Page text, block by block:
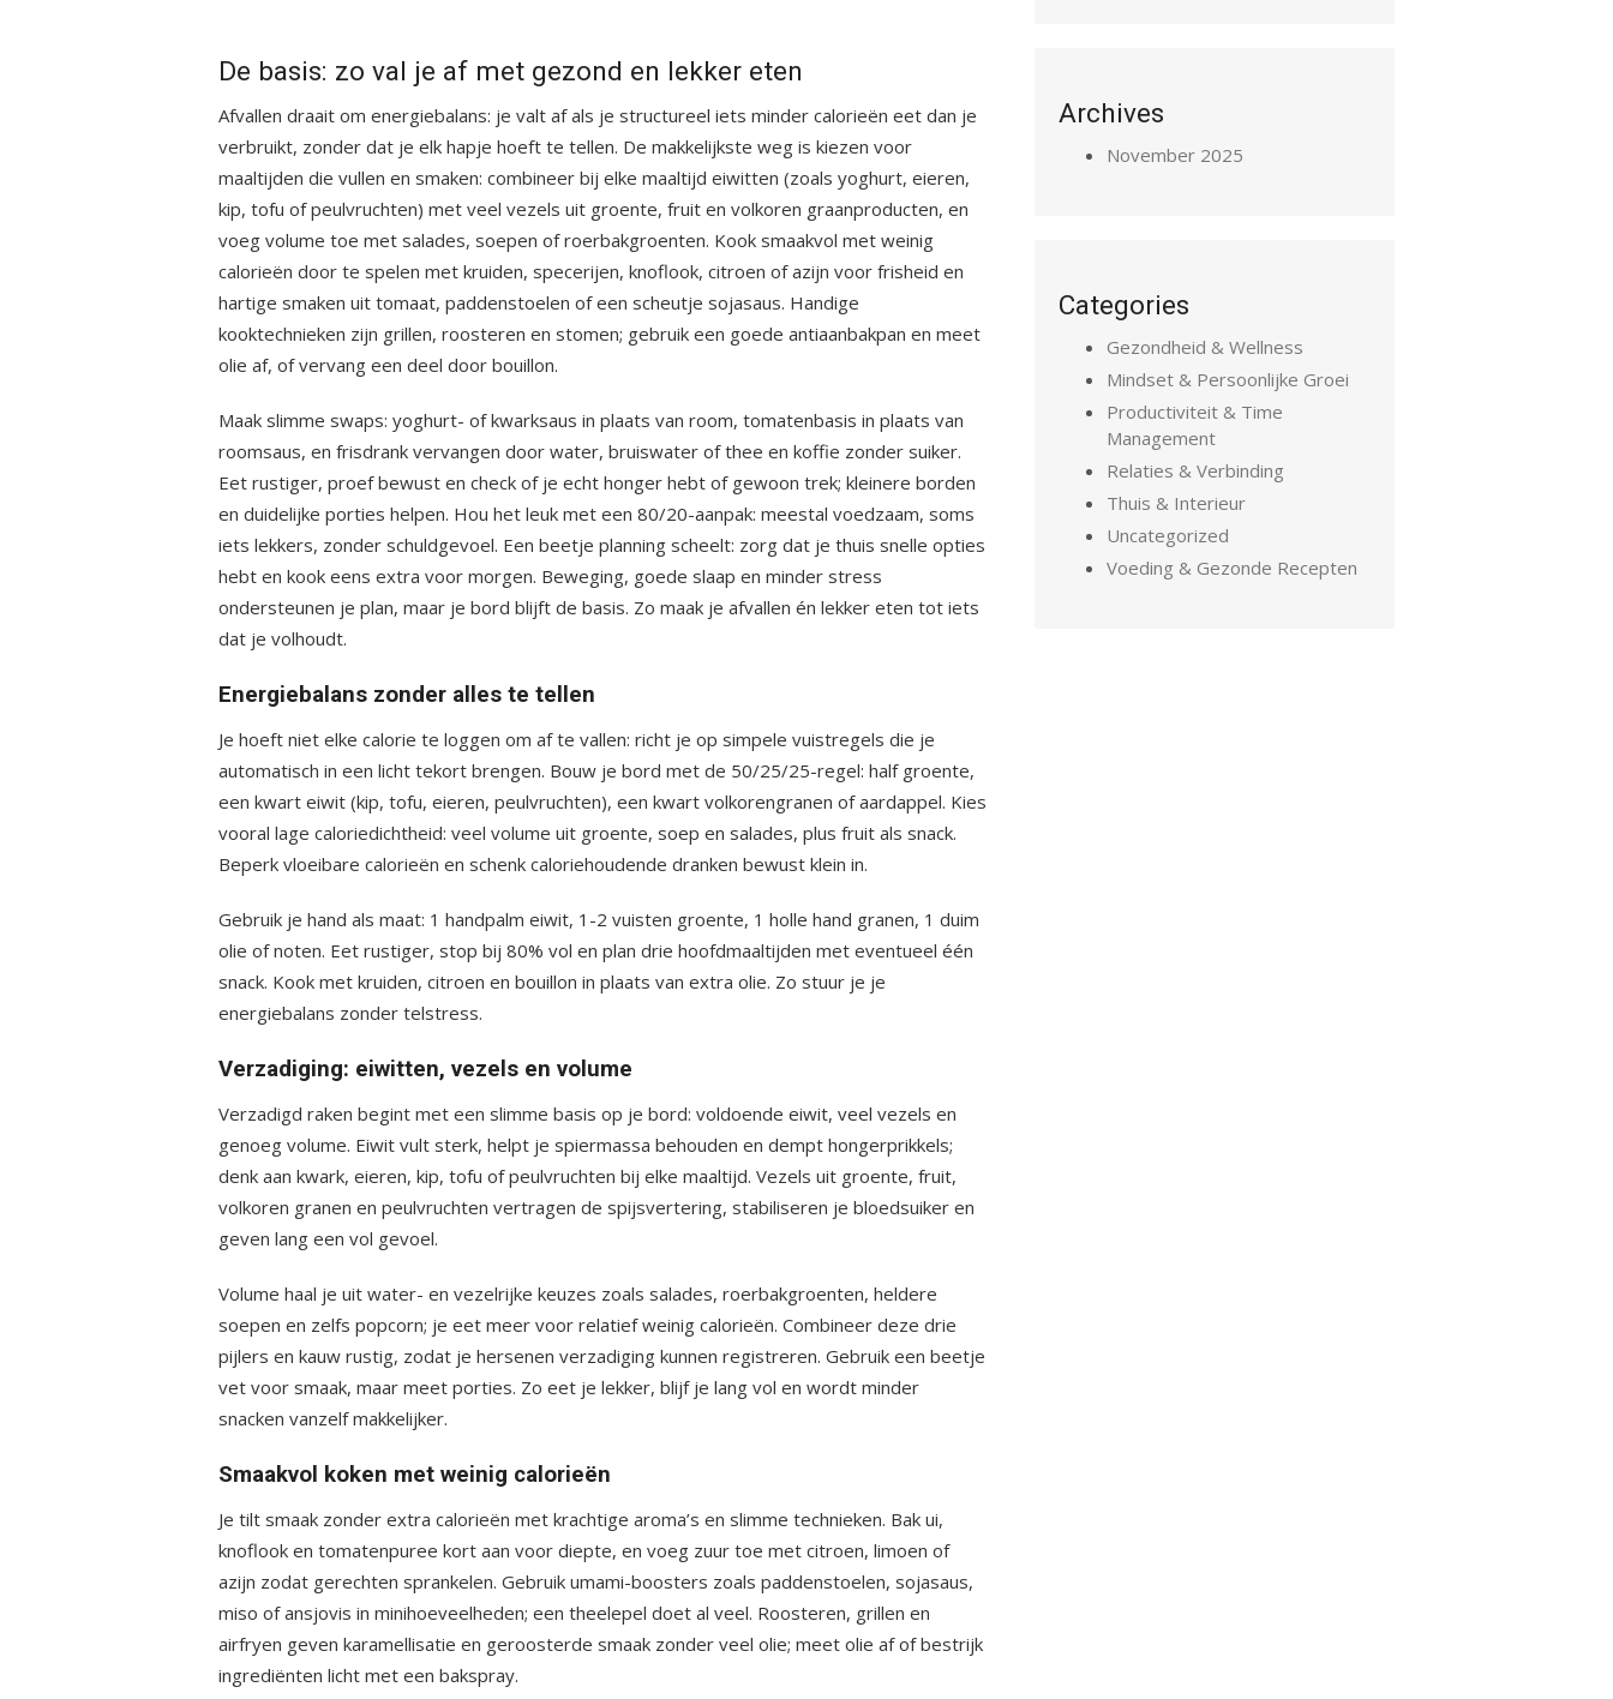
De basis: zo val je af met gezond en lekker eten
Afvallen draait om energiebalans: je valt af als je structureel iets minder calorieën eet dan je
verbruikt, zonder dat je elk hapje hoeft te tellen. De makkelijkste weg is kiezen voor
maaltijden die vullen en smaken: combineer bij elke maaltijd eiwitten (zoals yoghurt, eieren,
kip, tofu of peulvruchten) met veel vezels uit groente, fruit en volkoren graanproducten, en
voeg volume toe met salades, soepen of roerbakgroenten. Kook smaakvol met weinig
calorieën door te spelen met kruiden, specerijen, knoflook, citroen of azijn voor frisheid en
hartige smaken uit tomaat, paddenstoelen of een scheutje sojasaus. Handige
kooktechnieken zijn grillen, roosteren en stomen; gebruik een goede antiaanbakpan en meet
olie af, of vervang een deel door bouillon.
Maak slimme swaps: yoghurt- of kwarksaus in plaats van room, tomatenbasis in plaats van
roomsaus, en frisdrank vervangen door water, bruiswater of thee en koffie zonder suiker.
Eet rustiger, proef bewust en check of je echt honger hebt of gewoon trek; kleinere borden
en duidelijke porties helpen. Hou het leuk met een 80/20-aanpak: meestal voedzaam, soms
iets lekkers, zonder schuldgevoel. Een beetje planning scheelt: zorg dat je thuis snelle opties
hebt en kook eens extra voor morgen. Beweging, goede slaap en minder stress
ondersteunen je plan, maar je bord blijft de basis. Zo maak je afvallen én lekker eten tot iets
dat je volhoudt.
Energiebalans zonder alles te tellen
Je hoeft niet elke calorie te loggen om af te vallen: richt je op simpele vuistregels die je
automatisch in een licht tekort brengen. Bouw je bord met de 50/25/25-regel: half groente,
een kwart eiwit (kip, tofu, eieren, peulvruchten), een kwart volkorengranen of aardappel. Kies
vooral lage caloriedichtheid: veel volume uit groente, soep en salades, plus fruit als snack.
Beperk vloeibare calorieën en schenk caloriehoudende dranken bewust klein in.
Gebruik je hand als maat: 1 handpalm eiwit, 1-2 vuisten groente, 1 holle hand granen, 1 duim
olie of noten. Eet rustiger, stop bij 80% vol en plan drie hoofdmaaltijden met eventueel één
snack. Kook met kruiden, citroen en bouillon in plaats van extra olie. Zo stuur je je
energiebalans zonder telstress.
Verzadiging: eiwitten, vezels en volume
Verzadigd raken begint met een slimme basis op je bord: voldoende eiwit, veel vezels en
genoeg volume. Eiwit vult sterk, helpt je spiermassa behouden en dempt hongerprikkels;
denk aan kwark, eieren, kip, tofu of peulvruchten bij elke maaltijd. Vezels uit groente, fruit,
volkoren granen en peulvruchten vertragen de spijsvertering, stabiliseren je bloedsuiker en
geven lang een vol gevoel.
Volume haal je uit water- en vezelrijke keuzes zoals salades, roerbakgroenten, heldere
soepen en zelfs popcorn; je eet meer voor relatief weinig calorieën. Combineer deze drie
pijlers en kauw rustig, zodat je hersenen verzadiging kunnen registreren. Gebruik een beetje
vet voor smaak, maar meet porties. Zo eet je lekker, blijf je lang vol en wordt minder
snacken vanzelf makkelijker.
Smaakvol koken met weinig calorieën
Je tilt smaak zonder extra calorieën met krachtige aroma’s en slimme technieken. Bak ui,
knoflook en tomatenpuree kort aan voor diepte, en voeg zuur toe met citroen, limoen of
azijn zodat gerechten sprankelen. Gebruik umami-boosters zoals paddenstoelen, sojasaus,
miso of ansjovis in minihoeveelheden; een theelepel doet al veel. Roosteren, grillen en
airfryen geven karamellisatie en geroosterde smaak zonder veel olie; meet olie af of bestrijk
ingrediënten licht met een bakspray.
Archives
November 2025
Categories
Gezondheid & Wellness
Mindset & Persoonlijke Groei
Productiviteit & Time
Management
Relaties & Verbinding
Thuis & Interieur
Uncategorized
Voeding & Gezonde Recepten